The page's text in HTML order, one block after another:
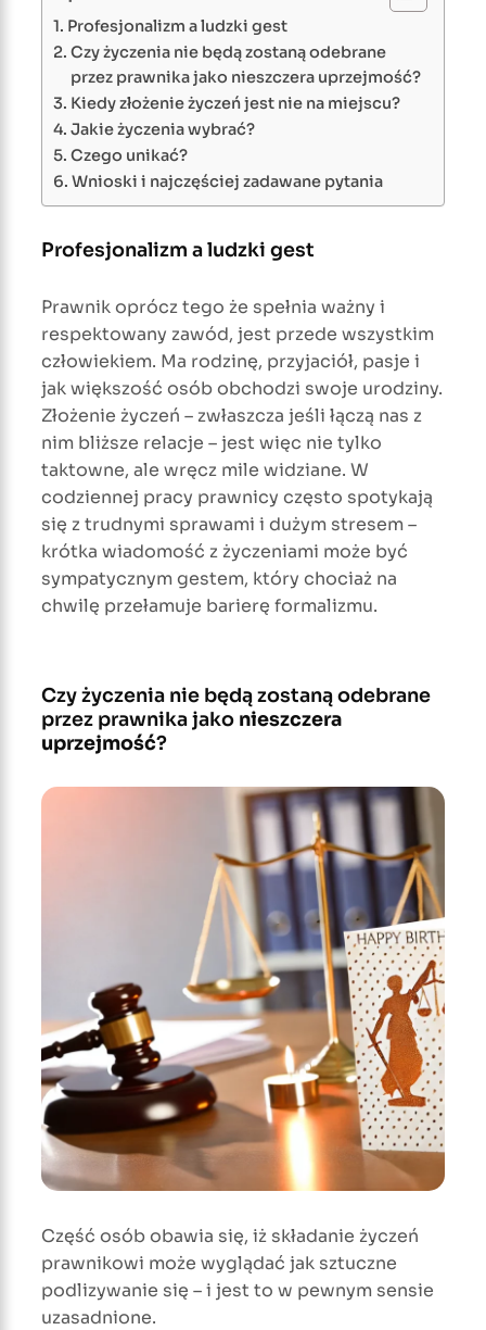
Profesjonalizm a ludzki gest
Czy życzenia nie będą zostaną odebrane
przez prawnika jako nieszczera uprzejmość?
Kiedy złożenie życzeń jest nie na miejscu?
Jakie życzenia wybrać?
Czego unikać?
Wnioski i najczęściej zadawane pytania
Profesjonalizm a ludzki gest
Prawnik oprócz tego że spełnia ważny i
respektowany zawód, jest przede wszystkim
człowiekiem. Ma rodzinę, przyjaciół, pasje i
jak większość osób obchodzi swoje urodziny.
Złożenie życzeń – zwłaszcza jeśli łączą nas z
nim bliższe relacje – jest więc nie tylko
taktowne, ale wręcz mile widziane. W
codziennej pracy prawnicy często spotykają
się z trudnymi sprawami i dużym stresem –
krótka wiadomość z życzeniami może być
sympatycznym gestem, który chociaż na
chwilę przełamuje barierę formalizmu.
Czy życzenia nie będą zostaną odebrane
przez prawnika jako nieszczera
uprzejmość?
Część osób obawia się, iż składanie życzeń
prawnikowi może wyglądać jak sztuczne
podlizywanie się – i jest to w pewnym sensie
uzasadnione.